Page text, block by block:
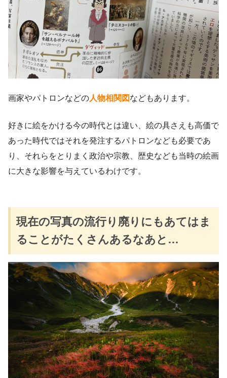
画家やパトロンなどの人物相関図 などもあります。
好きに絵をかける今の時代とは違い、絵の具さえも高価で
あった時代ではそれを発注するパトロンなども必要であ
り、それらをとりまく政治や宗教、歴史なども当時の絵画
に大きな影響を与えているわけです。
現在の写真の流行り廃りにもあてはま
ることがたくさんあるなあと…